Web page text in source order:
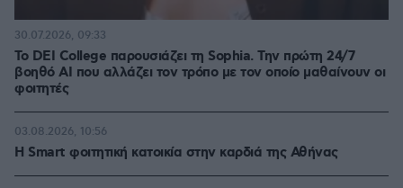
Το DEI College παρουσιάζει τη Sophia. Την πρώτη 24/7
βοηθό AI που αλλάζει τον τρόπο με τον οποίο μαθαίνουν οι
φοιτητές
30.07.2026, 09:33
Η Smart φοιτητική κατοικία στην καρδιά της Αθήνας
03.08.2026, 10:56